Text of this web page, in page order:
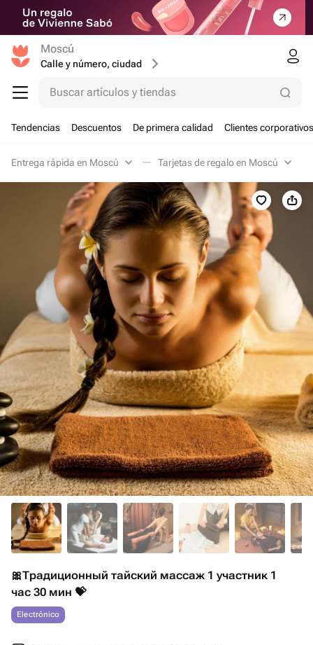
Moscú
Calle y número, ciudad
Buscar artículos y tiendas
Tendencias Descuentos De primera calidad Clientes corporativos
Entrega rápida en Moscú Tarjetas de regalo en Moscú
🎀Традиционный тайский массаж 1 участник 1
час 30 мин 💝
Electrónico